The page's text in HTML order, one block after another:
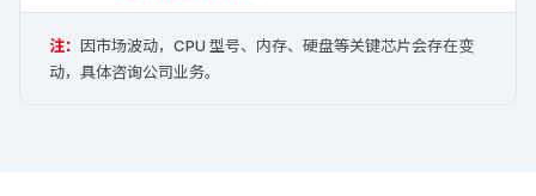
注： 因市场波动，CPU 型号、内存、硬盘等关键芯片会存在变
动，具体咨询公司业务。